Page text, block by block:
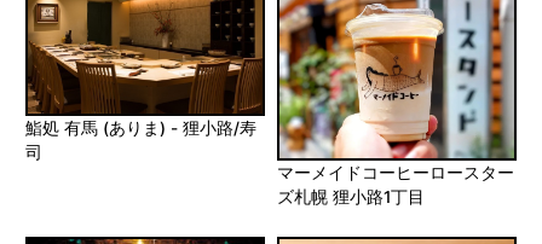
鮨処 有馬 (ありま) - 狸小路/寿
司
マーメイドコーヒーロースター
ズ札幌 狸小路1丁目